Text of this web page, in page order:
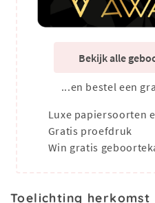
Bekijk alle
...en bestel een
Luxe papiersoorten
Gratis proefdruk
Win gratis
Toelichting herkomst